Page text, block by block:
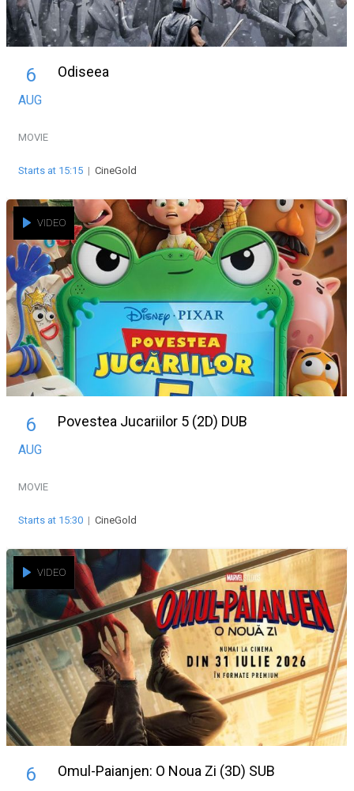
6
AUG
Odiseea
MOVIE
Starts at 15:15 | CineGold
VIDEO
6
AUG
Povestea Jucariilor 5 (2D) DUB
MOVIE
Starts at 15:30 | CineGold
VIDEO
6 Omul-Paianjen: O Noua Zi (3D) SUB